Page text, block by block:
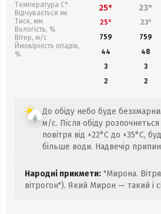
Температура С°
Відчувається як
Тиск, мм
Вологість, %
Вітер, м/с
Ймовірність опадів,
%
25° 23°
25° 23°
759
759
44
48
3
3
2
2
До обіду небо буде
м/с. Після обіду
повітря від +22°C до +35°C,
більше води. Надвечір
Народні прикмети: "Мирона.
вітрогон"). Який Мирон — такий і